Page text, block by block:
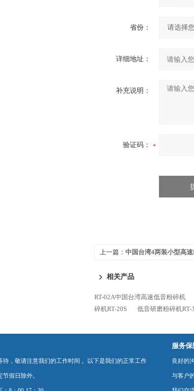
省份：
详细地址：
补充说明：
验证码：
上一篇： 中国台湾4两装小型高
相关产品
RT-02A中国台湾高速低音粉碎机
碎机RT-20S
低音研磨粉碎机RT-
待，敬请注意我们的工作时间 。以下是我们的正常工作
假日除外。
服务保
良好的
与客户